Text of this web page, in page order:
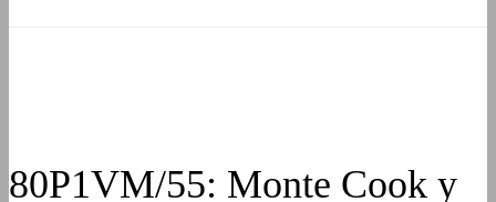
80P1VM/55: Monte Cook y